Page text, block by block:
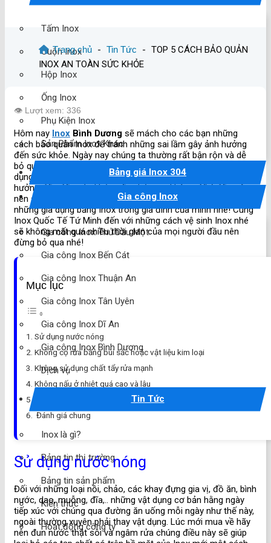
Tấm Inox
Cuộn Inox
Hộp Inox
Ống Inox
Phụ Kiện Inox
Sản Phẩm Inox Khác
Bảng giá Inox 304
Gia công Inox
Gia công Inox Thủ Dầu Một
Gia công Inox Bến Cát
Gia công Inox Thuận An
Gia công Inox Tân Uyên
Gia công Inox Dĩ An
Gia công Inox Bình Dương
Dịch vụ
Tin Tức
Inox là gì?
Bảng tin thị trường
Bảng tin sản phẩm
Kiến thức
Hoạt động công ty
Trang chủ - Tin Tức - TOP 5 CÁCH BẢO QUẢN
INOX AN TOÀN SỨC KHỎE
👁️ Lượt xem: 336
Hôm nay Inox Bình Dương sẽ mách cho các bạn những
cách bảo quản Inox để tránh những sai lầm gây ảnh hưởng
đến sức khỏe. Ngày nay chúng ta thường rất bận rộn và dễ
bỏ quên những chi tiết nhỏ như phải vệ sinh định kì các gia
dụng mà chúng ta sử dụng hằng ngày. Điều này dễ gây ảnh
hưởng đến đến sức khỏe nếu chúng ta không để ý đến, vậy
nên sau đây sẽ là những tuýp giúp cho các bạn vệ sinh
những gia dụng bằng Inox trong gia đính của mình nhé! Cùng
Inox Quốc Tế Tứ Minh đến với những cách vệ sinh Inox nhé
sẽ không mất quá nhiều thời gian của mọi người đầu nên
đừng bỏ qua nhé!
Mục lục
Sử dụng nước nóng
Không cọ rửa bằng búi sắc hoặc vật liệu kim loại
Không sử dụng chất tẩy rửa mạnh
Không nấu ở nhiệt quá cao và lâu
Không ngâm Inox trong thức ăn có chứa nhiều axit
Đánh giá chung
Sử dụng nước nóng
Đối với những loại nồi, chảo, các khay đựng gia vị, đồ ăn, bình
nước, dao, muỗng, đĩa,.. những vật dụng cơ bản hằng ngày
tiếp xúc với chúng qua đường ăn uống mỗi ngày như thế này,
ngoài thường xuyên phải thay vật dụng. Lúc mới mua về hãy
nên đun nước thật sôi và ngâm rửa chúng điều này sẽ giúp